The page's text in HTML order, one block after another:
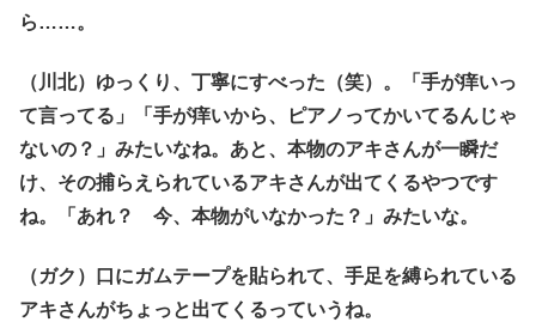
ら……。
（川北）ゆっくり、丁寧にすべった（笑）。「手が痒いっ
て言ってる」「手が痒いから、ピアノってかいてるんじゃ
ないの？」みたいなね。あと、本物のアキさんが一瞬だ
け、その捕らえられているアキさんが出てくるやつです
ね。「あれ？ 今、本物がいなかった？」みたいな。
（ガク）口にガムテープを貼られて、手足を縛られている
アキさんがちょっと出てくるっていうね。